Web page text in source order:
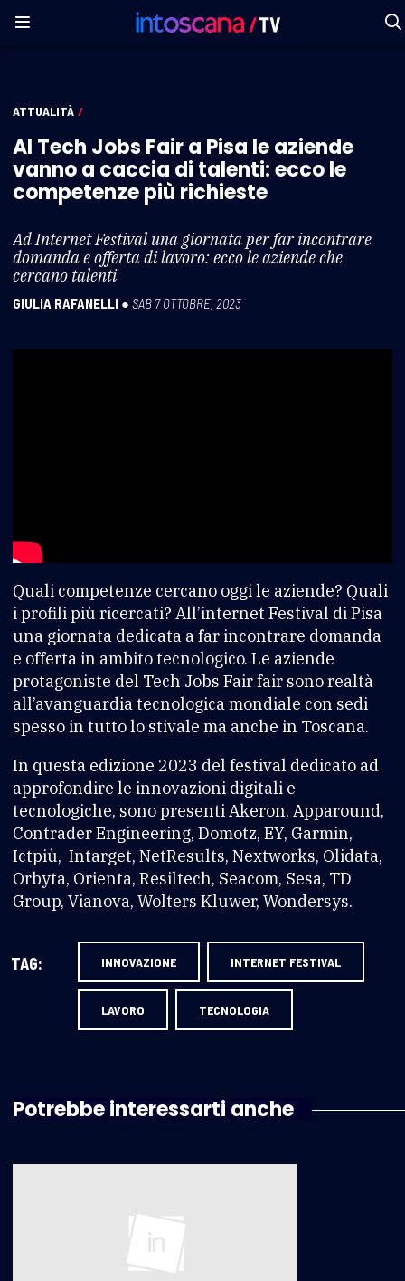
ATTUALITÀ /
Al Tech Jobs Fair a Pisa le aziende
vanno a caccia di talenti: ecco le
competenze più richieste
Ad Internet Festival una giornata per far incontrare
domanda e offerta di lavoro: ecco le aziende che
cercano talenti
GIULIA RAFANELLI ● SAB 7 OTTOBRE, 2023
Quali competenze cercano oggi le aziende? Quali
i profili più ricercati? All’internet Festival di Pisa
una giornata dedicata a far incontrare domanda
e offerta in ambito tecnologico. Le aziende
protagoniste del Tech Jobs Fair fair sono realtà
all’avanguardia tecnologica mondiale con sedi
spesso in tutto lo stivale ma anche in Toscana.
In questa edizione 2023 del festival dedicato ad
approfondire le innovazioni digitali e
tecnologiche, sono presenti Akeron, Apparound,
Contrader Engineering, Domotz, EY, Garmin,
Ictpiù, Intarget, NetResults, Nextworks, Olidata,
Orbyta, Orienta, Resiltech, Seacom, Sesa, TD
Group, Vianova, Wolters Kluwer, Wondersys.
TAG: INNOVAZIONE INTERNET FESTIVAL
LAVORO TECNOLOGIA
Potrebbe interessarti anche